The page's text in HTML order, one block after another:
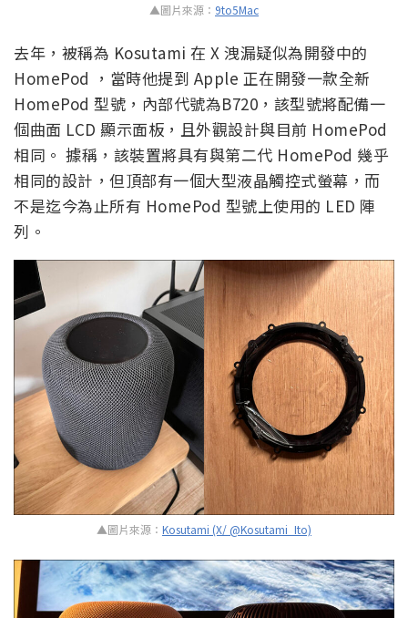
▲圖片來源： 9to5Mac
去年，被稱為 Kosutami 在 X 洩漏疑似為開發中的
HomePod ，當時他提到 Apple 正在開發一款全新
HomePod 型號，內部代號為B720，該型號將配備一
個曲面 LCD 顯示面板，且外觀設計與目前 HomePod
相同。 據稱，該裝置將具有與第二代 HomePod 幾乎
相同的設計，但頂部有一個大型液晶觸控式螢幕，而
不是迄今為止所有 HomePod 型號上使用的 LED 陣
列。
▲圖片來源： Kosutami (X/ @Kosutami_Ito)